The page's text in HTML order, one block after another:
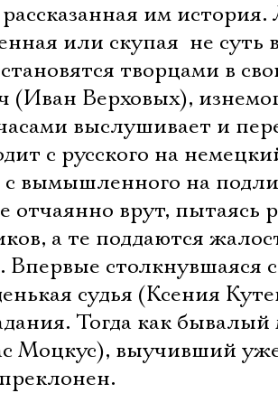
им
или скупая  не
творцами в
(Иван Верховых),
выслушивает и
с русского на
вымышленного на
отчаянно врут, пытаясь
а те поддаются
Впервые столкнувшаяся
судья (Ксения
Тогда как
Моцкус), выучивший